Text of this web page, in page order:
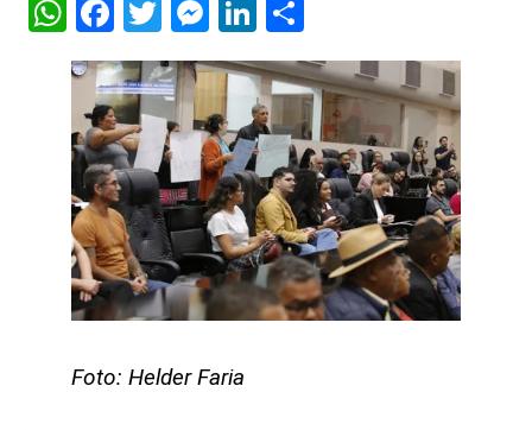
WhatsApp
Facebook
TwitterMessenger
LinkedIn
Foto: Helder Faria